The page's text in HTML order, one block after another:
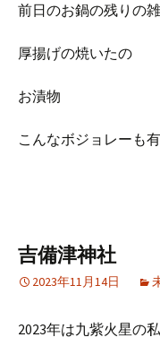
前日のお鍋の残りの
厚揚げの焼いたの
お漬物
こんなボジョレーも
吉備津神社
2023年11月14日
2023年は九紫火星の